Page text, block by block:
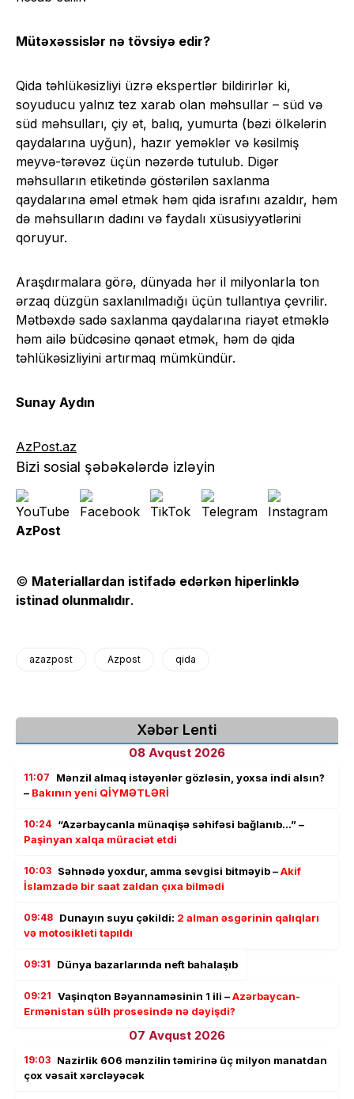
Mütəxəssislər nə tövsiyə edir?
Qida təhlükəsizliyi üzrə ekspertlər bildirirlər ki,
soyuducu yalnız tez xarab olan məhsullar – süd və
süd məhsulları, çiy ət, balıq, yumurta (bəzi ölkələrin
qaydalarına uyğun), hazır yeməklər və kəsilmiş
meyvə-tərəvəz üçün nəzərdə tutulub. Digər
məhsulların etiketində göstərilən saxlanma
qaydalarına əməl etmək həm qida israfını azaldır, həm
də məhsulların dadını və faydalı xüsusiyyətlərini
qoruyur.
Araşdırmalara görə, dünyada hər il milyonlarla ton
ərzaq düzgün saxlanılmadığı üçün tullantıya çevrilir.
Mətbəxdə sadə saxlanma qaydalarına riayət etməklə
həm ailə büdcəsinə qənaət etmək, həm də qida
təhlükəsizliyini artırmaq mümkündür.
Sunay Aydın
AzPost.az
Bizi sosial şəbəkələrdə izləyin
AzPost
© Materiallardan istifadə edərkən hiperlinklə
istinad olunmalıdır.
azazpost Azpost qida
Xəbər Lenti
08 Avqust 2026
11:07
Mənzil almaq istəyənlər gözləsin, yoxsa indi alsın?
– Bakının yeni QİYMƏTLƏRİ
10:24 “Azərbaycanla münaqişə səhifəsi bağlanıb…” –
Paşinyan xalqa müraciət etdi
10:03 Səhnədə yoxdur, amma sevgisi bitməyib –Akif
İslamzadə bir saat zaldan çıxa bilmədi
09:48 Dunayın suyu çəkildi: 2 alman əsgərinin qalıqları
və motosikleti tapıldı
09:31 Dünya bazarlarında neft bahalaşıb
09:21 Vaşinqton Bəyannaməsinin 1 ili –Azərbaycan-
Ermənistan sülh prosesində nə dəyişdi?
07 Avqust 2026
19:03 Nazirlik 606 mənzilin təmirinə üç milyon manatdan
çox vəsait xərcləyəcək